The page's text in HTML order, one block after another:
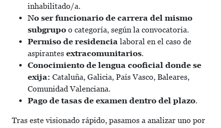
inhabilitado/a.
No ser funcionario de carrera del mismo
subgrupo o categoría, según la convocatoria.
Permiso de residencia laboral en el caso de
aspirantes extracomunitarios.
Conocimiento de lengua cooficial donde se
exija: Cataluña, Galicia, País Vasco, Baleares,
Comunidad Valenciana.
Pago de tasas de examen dentro del plazo.
Tras este visionado rápido, pasamos a analizar uno por